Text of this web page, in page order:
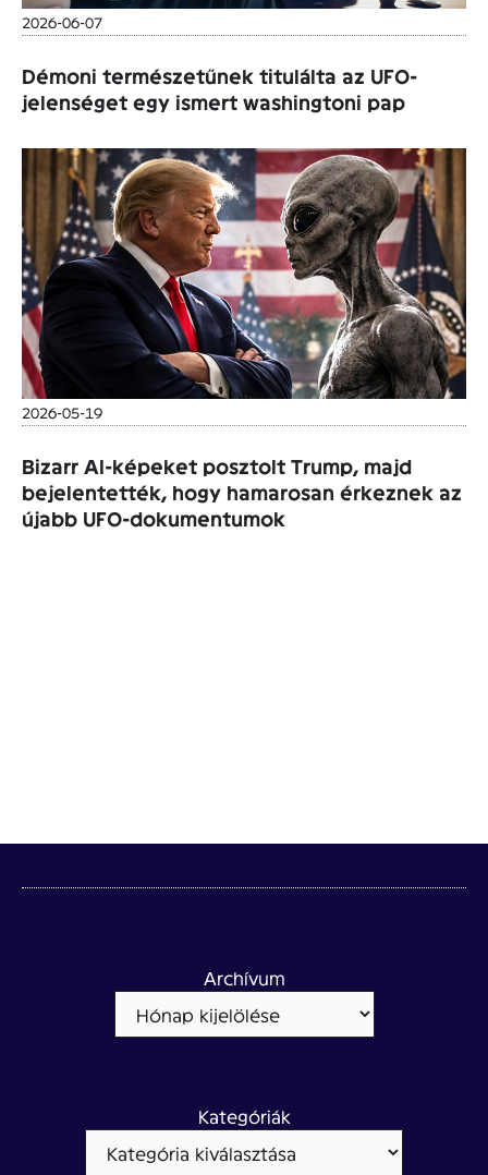
2026-06-07
Démoni természetűnek titulálta az UFO-
jelenséget egy ismert washingtoni pap
2026-05-19
Bizarr AI-képeket posztolt Trump, majd
bejelentették, hogy hamarosan érkeznek az
újabb UFO-dokumentumok
Archívum
Kategóriák